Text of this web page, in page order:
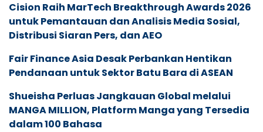
Cision Raih MarTech Breakthrough Awards 2026
untuk Pemantauan dan Analisis Media Sosial,
Distribusi Siaran Pers, dan AEO
Fair Finance Asia Desak Perbankan Hentikan
Pendanaan untuk Sektor Batu Bara di ASEAN
Shueisha Perluas Jangkauan Global melalui
MANGA MILLION, Platform Manga yang Tersedia
dalam 100 Bahasa